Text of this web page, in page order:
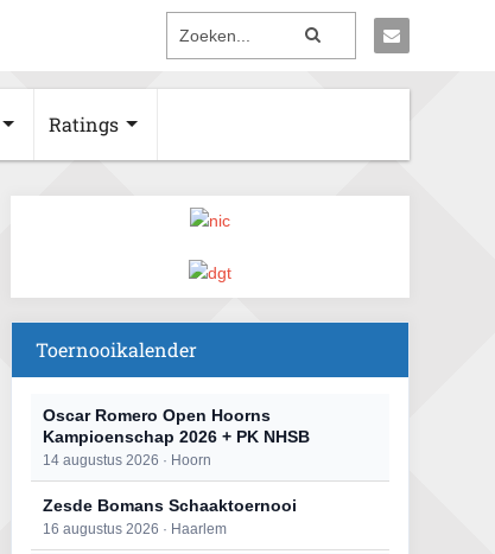
Ratings
Toernooikalender
Oscar Romero Open Hoorns
Kampioenschap 2026 + PK NHSB
14 augustus 2026 · Hoorn
Zesde Bomans Schaaktoernooi
16 augustus 2026 · Haarlem